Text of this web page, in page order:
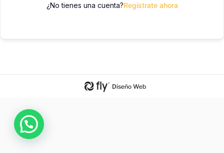
¿No tienes una cuenta?Regístrate ahora
Diseño Web